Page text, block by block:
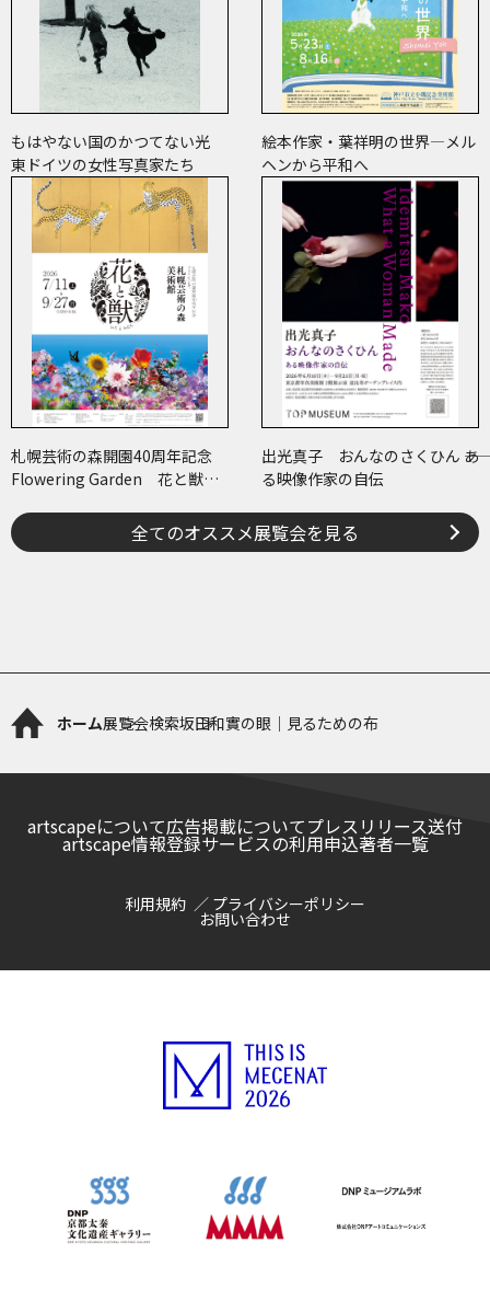
もはやない国のかつてない光
東ドイツの女性写真家たち
絵本作家・葉祥明の世界―メル
ヘンから平和へ
札幌芸術の森開園40周年記念
Flowering Garden 花と獣
出光真子 おんなのさくひん ――あ
る映像作家の自伝
全てのオススメ展覧会を見る
ホーム展覧会検索坂田和實の眼｜見るための布
artscapeについて広告掲載についてプレスリリース送付
artscape情報登録サービスの利用申込著者一覧
利用規約 プライバシーポリシー
お問い合わせ